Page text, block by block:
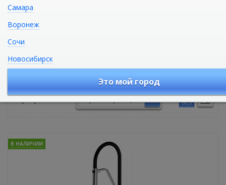
Смесители для кухни
Сортировать по:
В НАЛИЧИИ
Самара
Воронеж
Сочи
Новосибирск
Это мой город